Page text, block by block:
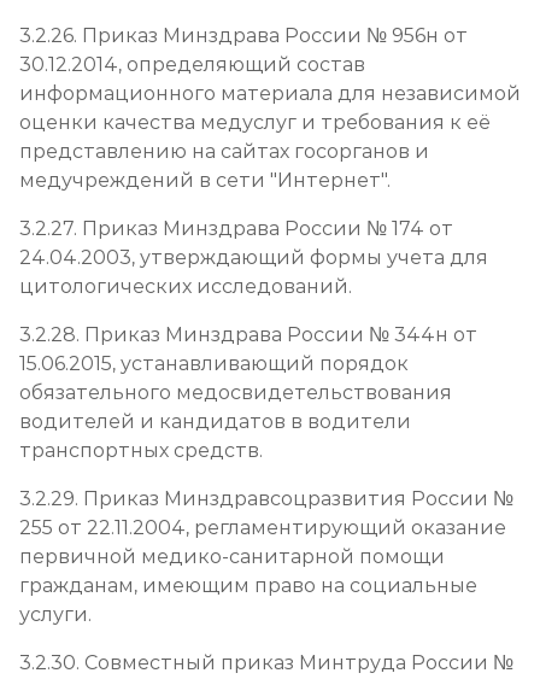
3.2.26. Приказ Минздрава России № 956н от
30.12.2014, определяющий состав
информационного материала для независимой
оценки качества медуслуг и требования к её
представлению на сайтах госорганов и
медучреждений в сети "Интернет".
3.2.27. Приказ Минздрава России № 174 от
24.04.2003, утверждающий формы учета для
цитологических исследований.
3.2.28. Приказ Минздрава России № 344н от
15.06.2015, устанавливающий порядок
обязательного медосвидетельствования
водителей и кандидатов в водители
транспортных средств.
3.2.29. Приказ Минздравсоцразвития России №
255 от 22.11.2004, регламентирующий оказание
первичной медико-санитарной помощи
гражданам, имеющим право на социальные
услуги.
3.2.30. Совместный приказ Минтруда России №